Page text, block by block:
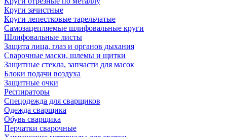
Круги зачистные
Круги лепестковые тарельчатые
Самозацепляемые шлифовальные круги
Шлифовальные листы
Защита лица, глаз и органов дыхания
Сварочные маски, шлемы и щитки
Защитные стекла, запчасти для масок
Блоки подачи воздуха
Защитные очки
Респираторы
Спецодежда для сварщиков
Одежда сварщика
Обувь сварщика
Перчатки сварочные